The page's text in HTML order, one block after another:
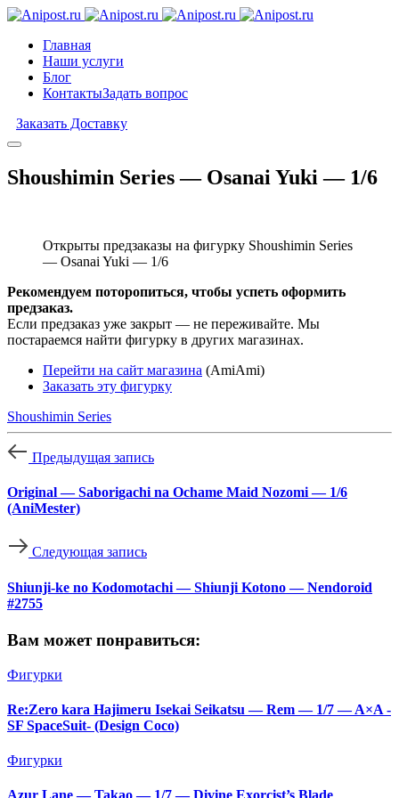
Главная
Наши услуги
Блог
КонтактыЗадать вопрос
Заказать Доставку
Shoushimin Series — Osanai Yuki — 1/6
Открыты предзаказы на фигурку Shoushimin Series
— Osanai Yuki — 1/6
Рекомендуем поторопиться, чтобы успеть оформить
предзаказ.
Если предзаказ уже закрыт — не переживайте. Мы
постараемся найти фигурку в других магазинах.
Перейти на сайт магазина (AmiAmi)
Заказать эту фигурку
Shoushimin Series
Предыдущая запись
Original — Saborigachi na Ochame Maid Nozomi — 1/6
(AniMester)
Следующая запись
Shiunji-ke no Kodomotachi — Shiunji Kotono — Nendoroid
#2755
Вам может понравиться:
Фигурки
Re:Zero kara Hajimeru Isekai Seikatsu — Rem — 1/7 — A×A -
SF SpaceSuit- (Design Coco)
Фигурки